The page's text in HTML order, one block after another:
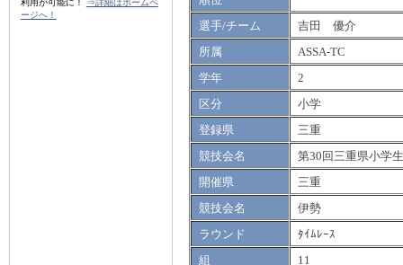
利用が可能に！
⇒詳細はホームペ
ージへ！
選手/チーム
吉田 優介
所属
ASSA-TC
学年
2
区分
小学
登録県
三重
競技会名
第30回三重県小学
開催県
三重
競技会名
伊勢
ラウンド
ﾀｲﾑﾚｰｽ
組
11